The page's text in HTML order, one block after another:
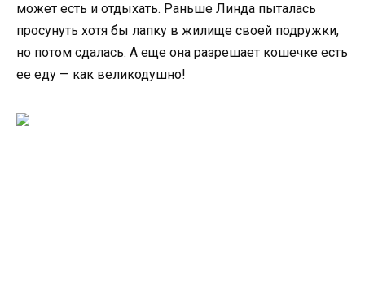
может есть и отдыхать. Раньше Линда пыталась
просунуть хотя бы лапку в жилище своей подружки,
но потом сдалась. А еще она разрешает кошечке есть
ее еду — как великодушно!